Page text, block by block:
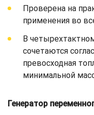
Проверена на
применения во
В
сочетаются
превосходная
минимальной
Генератор